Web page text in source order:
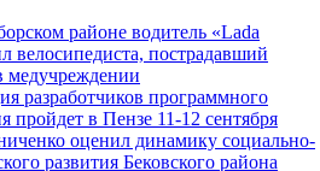
районе водитель «Lada
велосипедиста, пострадавший
медучреждении
разработчиков программного
пройдет в Пензе 11-12 сентября
оценил динамику социально-
развития Бековского района